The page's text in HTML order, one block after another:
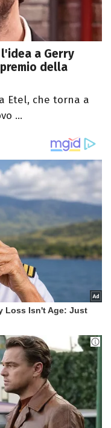
a Gerry
della
Etel, che torna a
...